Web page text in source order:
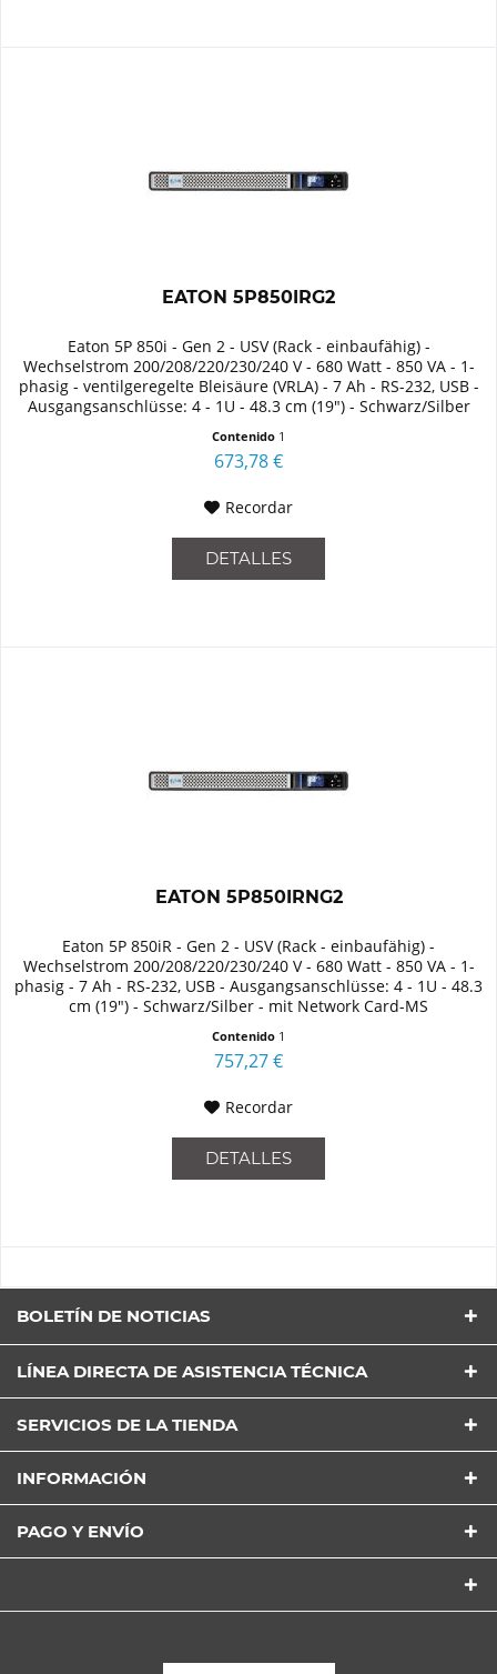
EATON 5P850IRG2
Eaton 5P 850i - Gen 2 - USV (Rack - einbaufähig) -
Wechselstrom 200/208/220/230/240 V - 680 Watt - 850 VA - 1-
phasig - ventilgeregelte Bleisäure (VRLA) - 7 Ah - RS-232, USB -
Ausgangsanschlüsse: 4 - 1U - 48.3 cm (19") - Schwarz/Silber
Contenido 1
673,78 €
Recordar
DETALLES
EATON 5P850IRNG2
Eaton 5P 850iR - Gen 2 - USV (Rack - einbaufähig) -
Wechselstrom 200/208/220/230/240 V - 680 Watt - 850 VA - 1-
phasig - 7 Ah - RS-232, USB - Ausgangsanschlüsse: 4 - 1U - 48.3
cm (19") - Schwarz/Silber - mit Network Card-MS
Contenido 1
757,27 €
Recordar
DETALLES
BOLETÍN DE NOTICIAS
LÍNEA DIRECTA DE ASISTENCIA TÉCNICA
SERVICIOS DE LA TIENDA
INFORMACIÓN
PAGO Y ENVÍO